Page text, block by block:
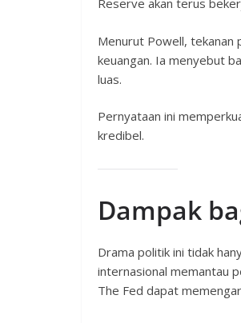
Reserve akan terus
Menurut Powell, tekanan
keuangan. Ia menyebut
luas.
Pernyataan ini
kredibel.
Dampak
Drama politik ini tidak
internasional memantau
The Fed dapat